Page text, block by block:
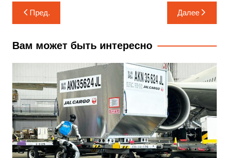
Навигация
по
записям
Пред. Далее
Вам может быть интересно